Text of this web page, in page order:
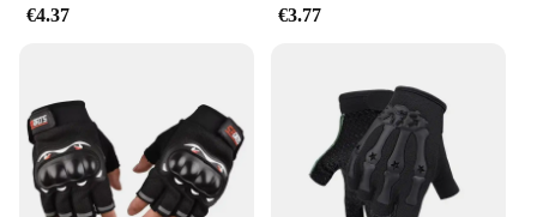
€4.37 €3.77